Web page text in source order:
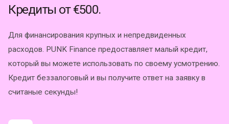
Кредиты от €500.
Для финансирования крупных и непредвиденных
расходов. PUNK Finance предоставляет малый кредит,
который вы можете использовать по своему усмотрению.
Кредит беззалоговый и вы получите ответ на заявку в
считаные секунды!